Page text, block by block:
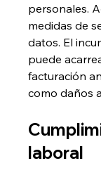
personales.
medidas de
datos. El
puede
facturación
como daños
laboral